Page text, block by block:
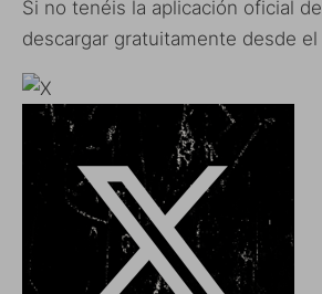
Si no tenéis la aplicación oficial
descargar gratuitamente desde